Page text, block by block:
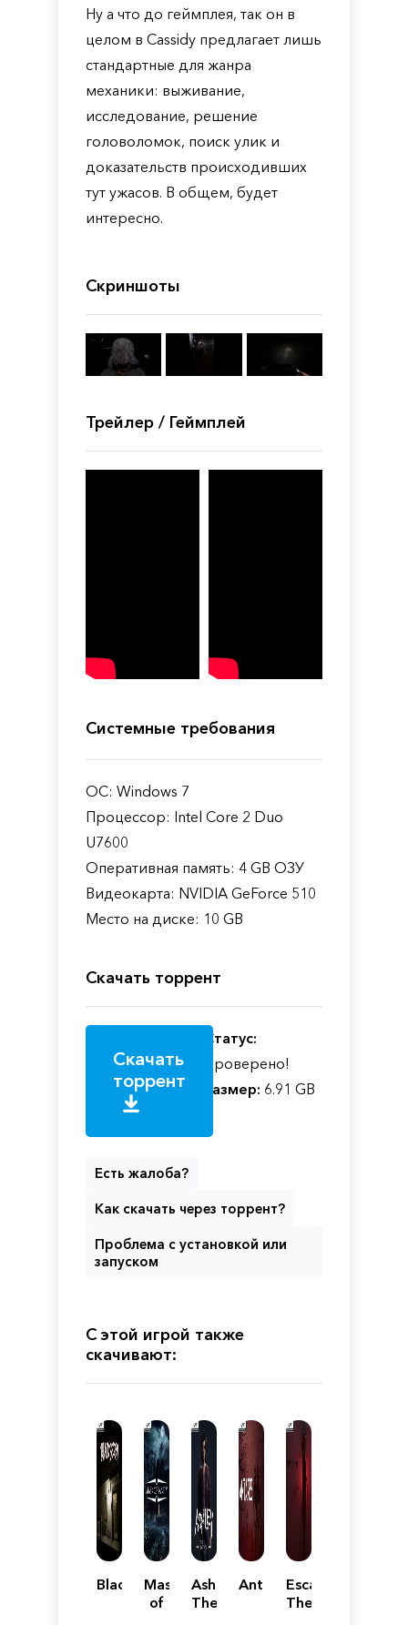
Ну а что до геймплея, так он в
целом в Cassidy предлагает лишь
стандартные для жанра
механики: выживание,
исследование, решение
головоломок, поиск улик и
доказательств происходивших
тут ужасов. В общем, будет
интересно.
Скриншоты
Трейлер / Геймплей
Системные требования
ОС: Windows 7
Процессор: Intel Core 2 Duo
U7600
Оперативная память: 4 GB ОЗУ
Видеокарта: NVIDIA GeForce 510
Место на диске: 10 GB
Скачать торрент
Скачать
торрент
Статус:
Проверено!
Размер: 6.91 GB
Есть жалоба?
Как скачать через торрент?
Проблема с установкой или
запуском
С этой игрой также
скачивают:
Blackberry
Mask
of
Ashley:
The
AntaresEscape
The